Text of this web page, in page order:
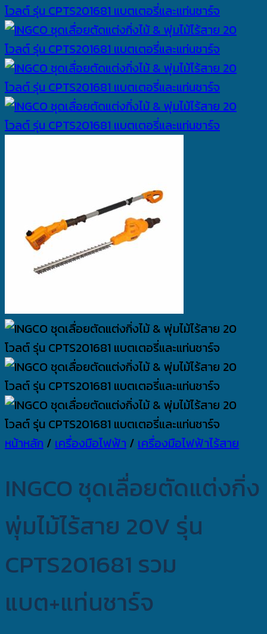
หน้าหลัก / เครื่องมือไฟฟ้า / เครื่องมือไฟฟ้าไร้สาย
INGCO ชุดเลื่อยตัดแต่งกิ่ง
พุ่มไม้ไร้สาย 20V รุ่น
CPTS201681 รวม
แบต+แท่นชาร์จ